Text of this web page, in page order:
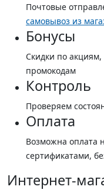
Почтовые
самовывоз из
Бонусы
Скидки по
промокодам
Контроль
Проверяем
Оплата
Возможна оплата
сертификатами,
Интернет-